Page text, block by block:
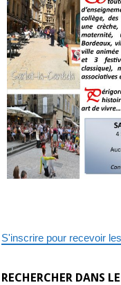
S'inscrire pour recevoir
RECHERCHER DANS